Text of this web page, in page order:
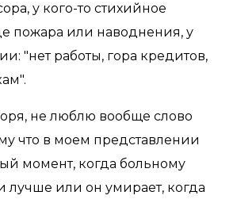
у кого-то стихийное
пожара или наводнения, у
"нет работы, гора кредитов,
не люблю вообще слово
что в моем представлении
момент, когда больному
лучше или он умирает, когда